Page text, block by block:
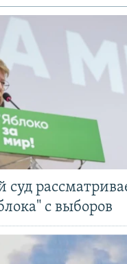
суд
с выборов